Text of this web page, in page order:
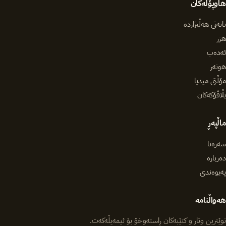
هاوپۆلەکان
بابەتی هەڵبژاردە
هزر
ئەدەب
هونەر
مۆڵتی میدیا
بڵاڤۆکەکان
ماڵپەڕ
سەرەتا
دەربارە
پەیوەندی
هەواڵنامە
نوێترین وتار و کتێبەکان ڕاستەوخۆ بۆ ئیمەیڵەکەت.